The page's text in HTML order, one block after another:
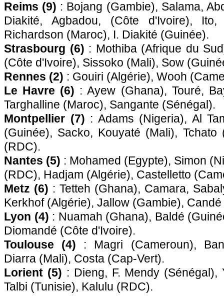
Reims (9) : Bojang (Gambie), Salama,
Diakité, Agbadou, (Côte d'Ivoire), Ito,
Richardson (Maroc), I. Diakité (Guinée).
Strasbourg (6) : Mothiba (Afrique du
(Côte d'Ivoire), Sissoko (Mali), Sow
Rennes (2) : Gouiri (Algérie), Wooh
Le Havre (6) : Ayew (Ghana), Touré,
Targhalline (Maroc), Sangante (Sénégal).
Montpellier (7) : Adams (Nigeria), Al
(Guinée), Sacko, Kouyaté (Mali), Tchato
(RDC).
Nantes (5) : Mohamed (Egypte), Simon
(RDC), Hadjam (Algérie), Castelletto
Metz (6) : Tetteh (Ghana), Camara,
Kerkhof (Algérie), Jallow (Gambie),
Lyon (4) : Nuamah (Ghana), Baldé
Diomandé (Côte d'Ivoire).
Toulouse (4) : Magri (Cameroun),
Diarra (Mali), Costa (Cap-Vert).
Lorient (5) : Dieng, F. Mendy (Sénégal),
Talbi (Tunisie), Kalulu (RDC).